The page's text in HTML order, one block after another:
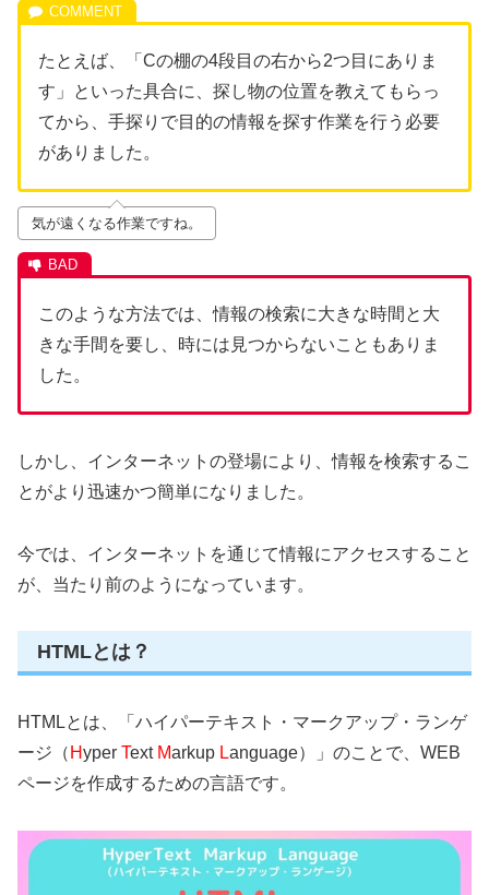
たとえば、「Cの棚の4段目の右から2つ目にありま
す」といった具合に、探し物の位置を教えてもらっ
てから、手探りで目的の情報を探す作業を行う必要
がありました。
気が遠くなる作業ですね。
このような方法では、情報の検索に大きな時間と大
きな手間を要し、時には見つからないこともありま
した。
しかし、インターネットの登場により、情報を検索するこ
とがより迅速かつ簡単になりました。
今では、インターネットを通じて情報にアクセスすること
が、当たり前のようになっています。
HTMLとは？
HTMLとは、「ハイパーテキスト・マークアップ・ランゲ
ージ（ Hyper Text Markup Language）」のことで、WEB
ページを作成するための言語です。